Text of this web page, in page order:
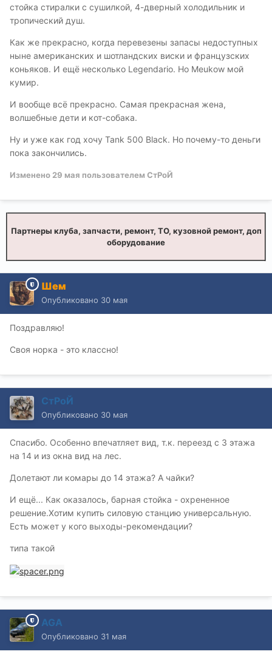
стойка стиралки с сушилкой, 4-дверный холодильник и
тропический душ.
Как же прекрасно, когда перевезены запасы недоступных
ныне американских и шотландских виски и французских
коньяков. И ещё несколько Legendario. Но Meukow мой
кумир.
И вообще всё прекрасно. Самая прекрасная жена,
волшебные дети и кот-собака.
Ну и уже как год хочу Tank 500 Black. Но почему-то деньги
пока закончились.
Изменено 29 мая пользователем СтРоЙ
Партнеры клуба, запчасти, ремонт, ТО, кузовной ремонт, доп
оборудование
Шем
Опубликовано 30 мая
Поздравляю!
Своя норка - это классно!
СтРоЙ
Опубликовано 30 мая
Спасибо. Особенно впечатляет вид, т.к. переезд с 3 этажа
на 14 и из окна вид на лес.
Долетают ли комары до 14 этажа? А чайки?
И ещё... Как оказалось, барная стойка - охрененное
решение.Хотим купить силовую станцию универсальную.
Есть может у кого выходы-рекомендации?
типа такой
AGA
Опубликовано 31 мая